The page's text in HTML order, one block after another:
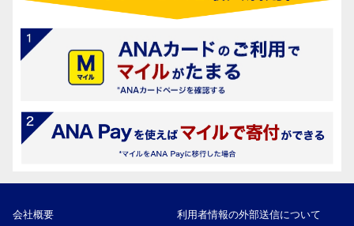
会社概要 利用者情報の外部送信について